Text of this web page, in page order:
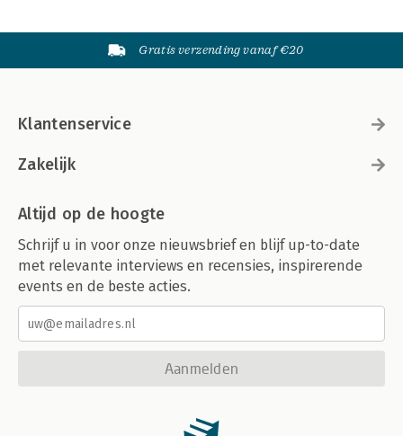
Gratis verzending vanaf €20
Klantenservice
Zakelijk
Altijd op de hoogte
Schrijf u in voor onze nieuwsbrief en blijf up-to-date
met relevante interviews en recensies, inspirerende
events en de beste acties.
Aanmelden